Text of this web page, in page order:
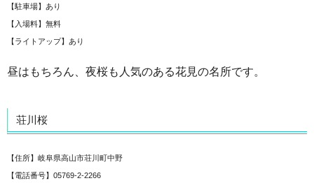
【駐車場】あり
【入場料】無料
【ライトアップ】あり
昼はもちろん、夜桜も人気のある花見の名所です。
荘川桜
【住所】岐阜県高山市荘川町中野
【電話番号】05769-2-2266